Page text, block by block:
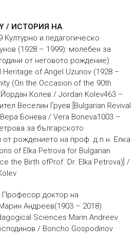
/ ИСТОРИЯ НА
Културно и педагогическо
(1928 – 1999): молебен за
от неговото рождение)
Heritage of Angel Uzunov (1928 –
(On the Occasion of the 90th
Колев / Jordan Kolev463 –
Веселин Груев [Bulgarian Revival
Бонева / Vera Boneva1003 –
за българското
от рождението на проф. д.п.н. Елка
of Elka Petrova for Bulgarian
the Birth ofProf. Dr. Elka Petrova)] /
Професор доктор на
Aндреев(1903 – 2018)
Sciences Marin Andreev
/ Boncho Gospodinov